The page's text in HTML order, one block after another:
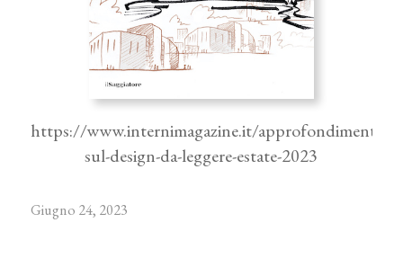
https://www.internimagazine.it/approfondimenti/
sul-design-da-leggere-estate-2023
Giugno 24, 2023